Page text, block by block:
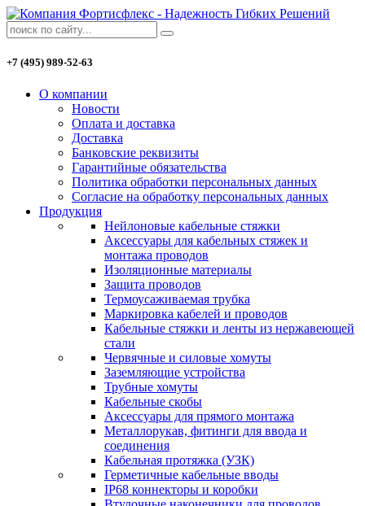
+7 (495) 989-52-63
О компании
Новости
Оплата и доставка
Доставка
Банковские реквизиты
Гарантийные обязательства
Политика обработки персональных данных
Согласие на обработку персональных данных
Продукция
Нейлоновые кабельные стяжки
Аксессуары для кабельных стяжек и
монтажа проводов
Изоляционные материалы
Защита проводов
Термоусаживаемая трубка
Маркировка кабелей и проводов
Кабельные стяжки и ленты из нержавеющей
стали
Червячные и силовые хомуты
Заземляющие устройства
Трубные хомуты
Кабельные скобы
Аксессуары для прямого монтажа
Металлорукав, фитинги для ввода и
соединения
Кабельная протяжка (УЗК)
Герметичные кабельные вводы
IP68 коннекторы и коробки